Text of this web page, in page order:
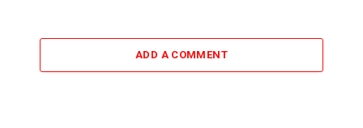
ADD A COMMENT